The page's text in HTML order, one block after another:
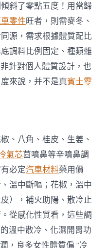
斜了零點五度！用當歸
零件旺者，則需麥冬、
源，需求根據體質配比
調料比例固定、種類雜
針對個人體質設計，也
來說，并不是真賓士零
、八角、桂皮、生姜、
氣芯茴噴鼻等辛噴鼻調
必定汽車材料藥用價
溫中斷嘔；花椒，溫中
），補火助陽、散冷止
從感化性質看，這些調
溫中散冷、化濕開胃功
，良多女性體質偏 “冷